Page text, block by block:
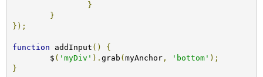
}
}
});
function addInput ()
{
	$
( 'myDiv' ). grab ( myAnchor, 'bottom' );
}